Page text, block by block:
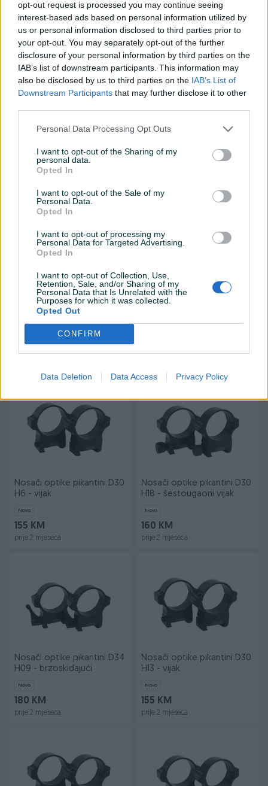
opt-out request is processed you may continue seeing
interest-based ads based on personal information utilized by
us or personal information disclosed to third parties prior to
your opt-out. You may separately opt-out of the further
disclosure of your personal information by third parties on the
IAB’s list of downstream participants. This information may
also be disclosed by us to third parties on the IAB’s List of
Downstream Participants that may further disclose it to other
Personal Data Processing Opt Outs
I want to opt-out of the Sharing of my
personal data.
Opted In
I want to opt-out of the Sale of my
Personal Data.
Opted In
I want to opt-out of processing my
Personal Data for Targeted Advertising.
Opted In
I want to opt-out of Collection, Use,
Retention, Sale, and/or Sharing of my
Personal Data that Is Unrelated with the
Purposes for which it was collected.
Opted Out
CONFIRM
Data Deletion Data Access Privacy Policy
prije 2 mjeseca prije 2 mjeseca
Pikantini baze - Sabatti
prije 2 mjeseca
Pikantini šina Sauer 101
prije 2 mjeseca
Nosači optike pikantini
160 KM 155 KM
Nosači optike pikantini D30
H6 - vijak
Novo
155 KM
prije 2 mjeseca
Nosači optike pikantini D30
H18 - šestougaoni vijak
Novo
160 KM
prije 2 mjeseca
Nosači optike pikantini D34
H09 - brzoskidajući
Novo
180 KM
prije 2 mjeseca
Nosači optike pikantini D30
H13 - vijak
Novo
155 KM
prije 2 mjeseca